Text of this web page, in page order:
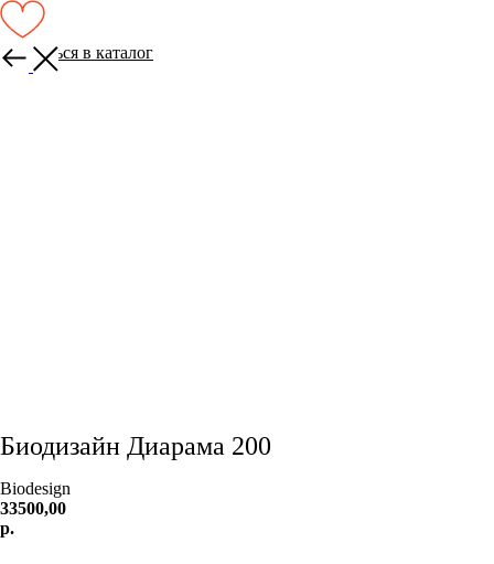
Вернуться в каталог
Биодизайн Диарама 200
Biodesign
33500,00
р.